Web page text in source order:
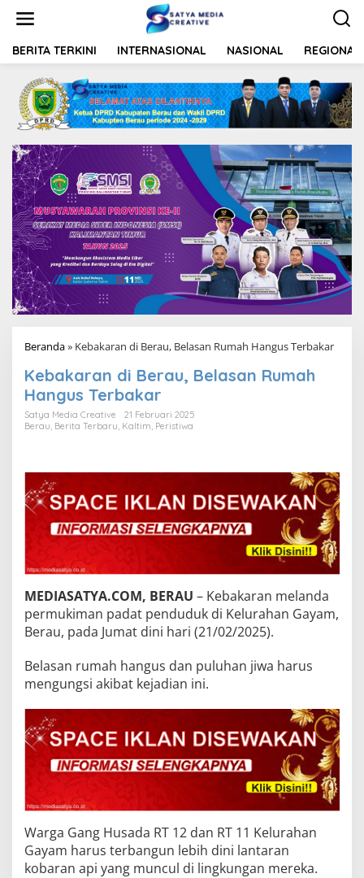
t
BERITA TERKINI INTERNASIONAL NASIONAL REGIONAL
Beranda» Kebakaran di Berau, Belasan Rumah Hangus Terbakar
Kebakaran di Berau, Belasan Rumah
Hangus Terbakar
Satya Media Creative
21 Februari 2025
Berau Berita Terbaru Kaltim Peristiwa
MEDIASATYA.COM, BERAU – Kebakaran melanda
permukiman padat penduduk di Kelurahan Gayam,
Berau, pada Jumat dini hari (21/02/2025).
Belasan rumah hangus dan puluhan jiwa harus
mengungsi akibat kejadian ini.
Warga Gang Husada RT 12 dan RT 11 Kelurahan
Gayam harus terbangun lebih dini lantaran
kobaran api yang muncul di lingkungan mereka.